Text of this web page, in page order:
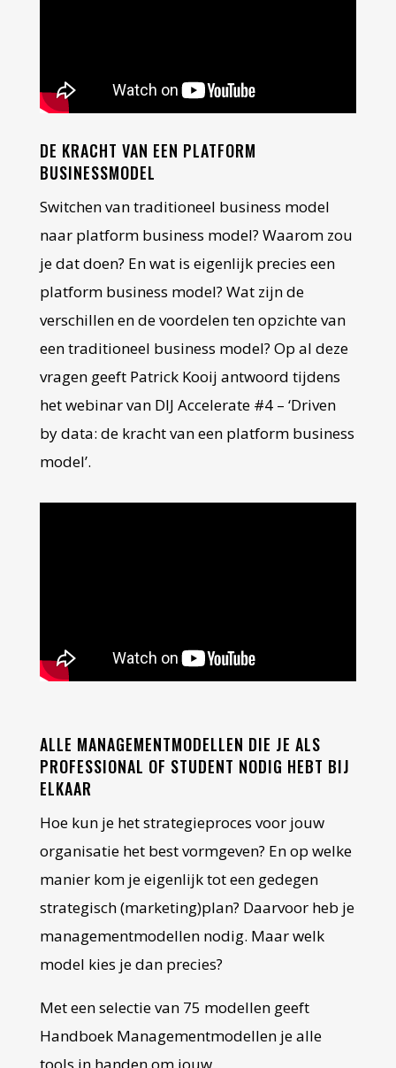
DE KRACHT VAN EEN PLATFORM
BUSINESSMODEL
Switchen van traditioneel business model
naar platform business model? Waarom zou
je dat doen? En wat is eigenlijk precies een
platform business model? Wat zijn de
verschillen en de voordelen ten opzichte van
een traditioneel business model? Op al deze
vragen geeft Patrick Kooij antwoord tijdens
het webinar van DIJ Accelerate #4 – ‘Driven
by data: de kracht van een platform business
model’.
ALLE MANAGEMENTMODELLEN DIE JE ALS
PROFESSIONAL OF STUDENT NODIG HEBT BIJ
ELKAAR
Hoe kun je het strategieproces voor jouw
organisatie het best vormgeven? En op welke
manier kom je eigenlijk tot een gedegen
strategisch (marketing)plan? Daarvoor heb je
managementmodellen nodig. Maar welk
model kies je dan precies?
Met een selectie van 75 modellen geeft
Handboek Managementmodellen je alle